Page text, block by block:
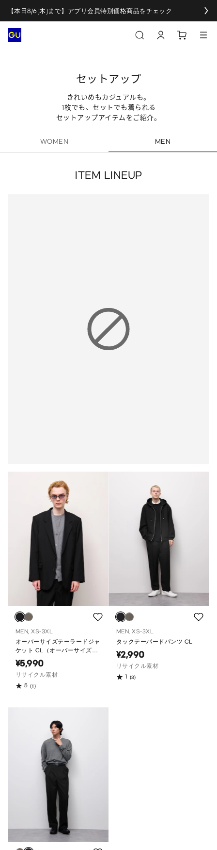
【本日8/6(木)まで】アプリ会員特別価格商品をチェック
セットアップ
きれいめもカジュアルも。
1枚でも、セットでも着られる
セットアップアイテムをご紹介。
WOMEN MEN
ITEM LINEUP
MEN, XS-3XL
オーバーサイズテーラードジャ
ケット CL（オーバーサイズフ
ィット）
¥5,990
リサイクル素材
5 (1)
MEN, XS-3XL
タックテーパードパンツ CL
¥2,990
リサイクル素材
1 (3)